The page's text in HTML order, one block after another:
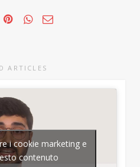
ARTICLES
i cookie marketing e
contenuto